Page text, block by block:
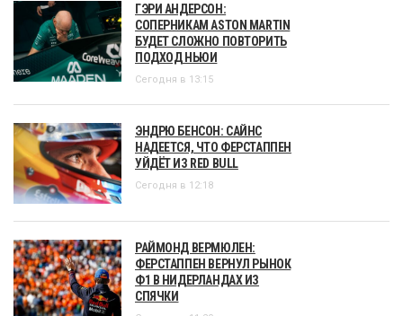
ГЭРИ АНДЕРСОН:
СОПЕРНИКАМ ASTON MARTIN
БУДЕТ СЛОЖНО ПОВТОРИТЬ
ПОДХОД НЬЮИ
Сегодня в 13:15
ЭНДРЮ БЕНСОН: САЙНС
НАДЕЕТСЯ, ЧТО ФЕРСТАППЕН
УЙДЁТ ИЗ RED BULL
Сегодня в 12:18
РАЙМОНД ВЕРМЮЛЕН:
ФЕРСТАППЕН ВЕРНУЛ РЫНОК
Ф1 В НИДЕРЛАНДАХ ИЗ
СПЯЧКИ